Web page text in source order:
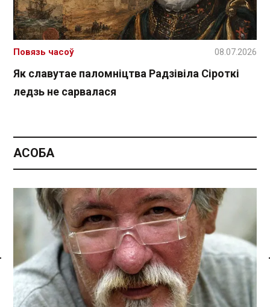
Спасылка без VPN
Як славутае паломніцтва Радзівіла Сіроткі
ледзь не сарвалася
Повязь часоў 08.07.2026
АСОБА